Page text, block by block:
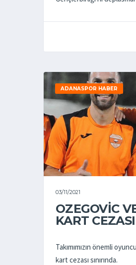
ADANASPOR HABER
03/11/2021
OZEGOVİC
KART
Takımımızın önemli
kart cezası sınırında.